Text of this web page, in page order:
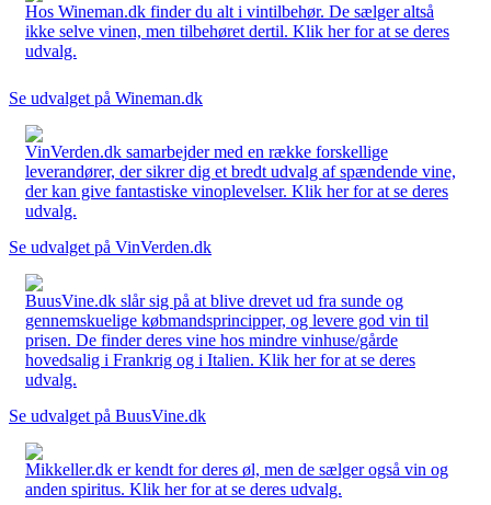
Hos Wineman.dk finder du alt i vintilbehør. De sælger altså
ikke selve vinen, men tilbehøret dertil. Klik her for at se deres
udvalg.
Se udvalget på Wineman.dk
VinVerden.dk samarbejder med en række forskellige
leverandører, der sikrer dig et bredt udvalg af spændende vine,
der kan give fantastiske vinoplevelser. Klik her for at se deres
udvalg.
Se udvalget på VinVerden.dk
BuusVine.dk slår sig på at blive drevet ud fra sunde og
gennemskuelige købmandsprincipper, og levere god vin til
prisen. De finder deres vine hos mindre vinhuse/gårde
hovedsalig i Frankrig og i Italien. Klik her for at se deres
udvalg.
Se udvalget på BuusVine.dk
Mikkeller.dk er kendt for deres øl, men de sælger også vin og
anden spiritus. Klik her for at se deres udvalg.